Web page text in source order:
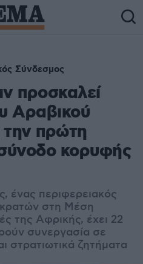
Σύνδεσμος
προσκαλεί
Αραβικού
πρώτη
κορυφής
ένας περιφερειακός
στη Μέση
της Αφρικής, έχει 22
συνεργασία σε
στρατιωτικά ζητήματα